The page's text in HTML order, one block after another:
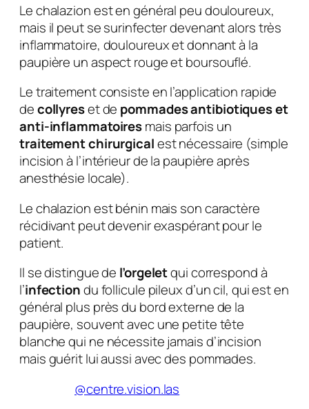
Le chalazion est en général peu douloureux,
mais il peut se surinfecter devenant alors très
inflammatoire, douloureux et donnant à la
paupière un aspect rouge et boursouflé.
Le traitement consiste en l’application rapide
decollyreset de pommades antibiotiques et
anti-inflammatoiresmais parfois un
traitement chirurgicalest nécessaire (simple
incision à l’intérieur de la paupière après
anesthésie locale).
Le chalazion est bénin mais son caractère
récidivant peut devenir exaspérant pour le
patient.
Il se distingue de l’orgeletqui correspond à
l’infectiondu follicule pileux d’un cil, qui est en
général plus près du bord externe de la
paupière, souvent avec une petite tête
blanche qui ne nécessite jamais d’incision
mais guérit lui aussi avec des pommades.
@centre.vision.las